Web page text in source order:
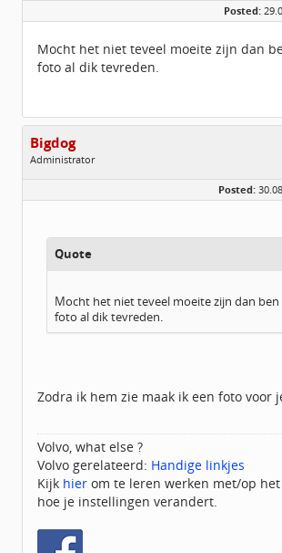
Posted:
Mocht het niet teveel moeite zijn dan
foto al dik tevreden.
Bigdog
Administrator
Homepage:
volvov70forum.com
Posted:
Quote
Mocht het niet teveel moeite zijn dan ben
foto al dik tevreden.
Zodra ik hem zie maak ik een foto voor
Volvo, what else ?
Volvo gerelateerd: Handige linkjes
Kijk hier om te leren werken met/op
hoe je instellingen verandert.